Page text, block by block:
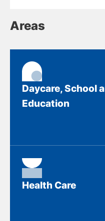
Areas
Daycare, School
Education
Health Care